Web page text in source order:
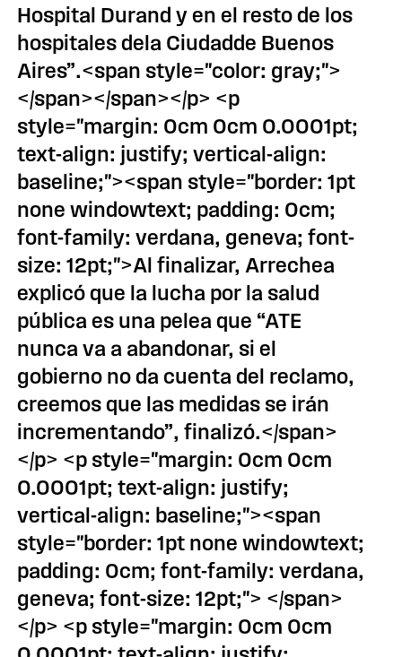
Hospital Durand y en el resto de los
hospitales dela Ciudadde Buenos
Aires”.<span style="color: gray;">
</span></span></p> <p
style="margin: 0cm 0cm 0.0001pt;
text-align: justify; vertical-align:
baseline;"><span style="border: 1pt
none windowtext; padding: 0cm;
font-family: verdana, geneva; font-
size: 12pt;">Al finalizar, Arrechea
explicó que la lucha por la salud
pública es una pelea que “ATE
nunca va a abandonar, si el
gobierno no da cuenta del reclamo,
creemos que las medidas se irán
incrementando”, finalizó.</span>
</p> <p style="margin: 0cm 0cm
0.0001pt; text-align: justify;
vertical-align: baseline;"><span
style="border: 1pt none windowtext;
padding: 0cm; font-family: verdana,
geneva; font-size: 12pt;"> </span>
</p> <p style="margin: 0cm 0cm